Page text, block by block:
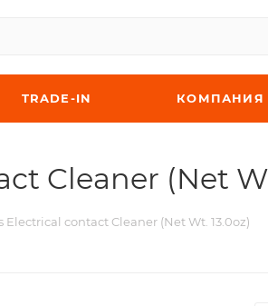
TRADE-IN КОМПАНИЯ
Cleaner (Net
Electrical contact Cleaner (Net Wt. 13.0oz)